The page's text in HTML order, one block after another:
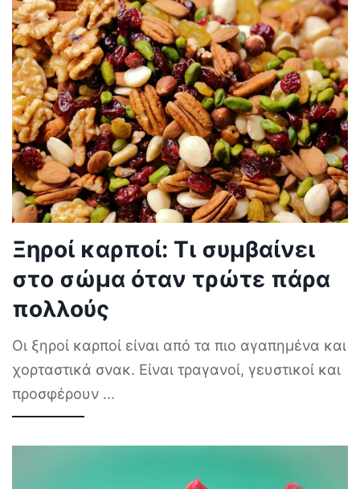
Ξηροί καρποί: Τι συμβαίνει
στο σώμα όταν τρώτε πάρα
πολλούς
Οι ξηροί καρποί είναι από τα πιο αγαπημένα και
χορταστικά σνακ. Είναι τραγανοί, γευστικοί και
προσφέρουν ...